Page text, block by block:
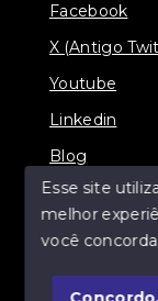
Facebook
X (Antigo
Youtube
Linkedin
Blog
© Copyright
Esse site
melhor
você